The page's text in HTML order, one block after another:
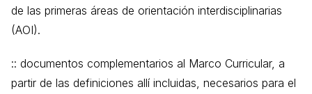
de las primeras áreas de orientación interdisciplinarias
(AOI).
:: documentos complementarios al Marco Curricular, a
partir de las definiciones allí incluidas, necesarios para el